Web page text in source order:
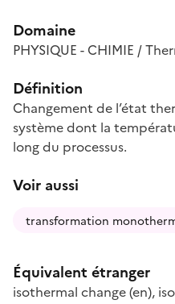
Domaine
PHYSIQUE - CHIMIE /
Définition
Changement de l’état
système dont la
long du processus.
Voir aussi
transformation
Équivalent étranger
isothermal change(en),